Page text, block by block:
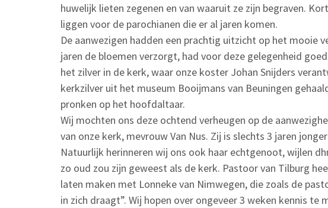
huwelijk lieten zegenen en van waaruit ze zijn begraven.
liggen voor de parochianen die er al jaren komen.
De aanwezigen hadden een prachtig uitzicht op het mooie
jaren de bloemen verzorgt, had voor deze gelegenheid
het zilver in de kerk, waar onze koster Johan Snijders
kerkzilver uit het museum Booijmans van Beuningen
pronken op het hoofdaltaar.
Wij mochten ons deze ochtend verheugen op de
van onze kerk, mevrouw Van Nus. Zij is slechts 3 jaren
Natuurlijk herinneren wij ons ook haar echtgenoot, wijlen
zo oud zou zijn geweest als de kerk. Pastoor van Tilburg
laten maken met Lonneke van Nimwegen, die zoals de
in zich draagt”. Wij hopen over ongeveer 3 weken kennis